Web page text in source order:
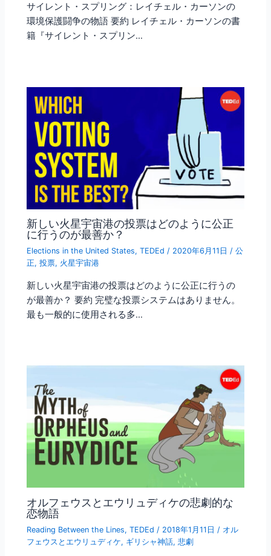
サイレント・スプリング：レイチェル・カーソンの
環境保護闘争の物語 要約 レイチェル・カーソンの書
籍『サイレント・スプリン…
新しい火星宇宙港の投票はどのように公正
に行うのが最善か？
Elections in the United States,TEDEd / 2020年6月11日/公
正,投票, 火星宇宙港
新しい火星宇宙港の投票はどのように公正に行うの
が最善か？ 要約 完璧な投票システムはありません。
最も一般的に使用される多…
オルフェウスとエウリュディケの悲劇的な
恋物語
Reading Between the Lines,TEDEd / 2018年1月11日/ オル
フェウスとエウリュディケ, ギリシャ神話,悲劇